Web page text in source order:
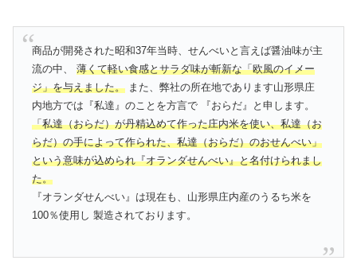
商品が開発された昭和37年当時、せんべいと言えば醤油味が主
流の中、薄くて軽い食感とサラダ味が斬新な「欧風のイメー
ジ」を与えました。 また、弊社の所在地であります山形県庄
内地方では『私達』のことを方言で 『おらだ』と申します。
「私達（おらだ）が丹精込めて作った庄内米を使い、私達（お
らだ）の手によって作られた、私達（おらだ）のおせんべい」
という意味が込められ『オランダせんべい』と名付けられまし
た。
『オランダせんべい』は現在も、山形県庄内産のうるち米を
100％使用し 製造されております。